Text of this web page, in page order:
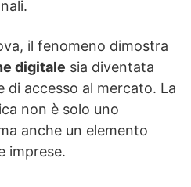
il fenomeno dimostra
digitale sia diventata
di accesso al mercato. La
non è solo uno
anche un elemento
imprese.